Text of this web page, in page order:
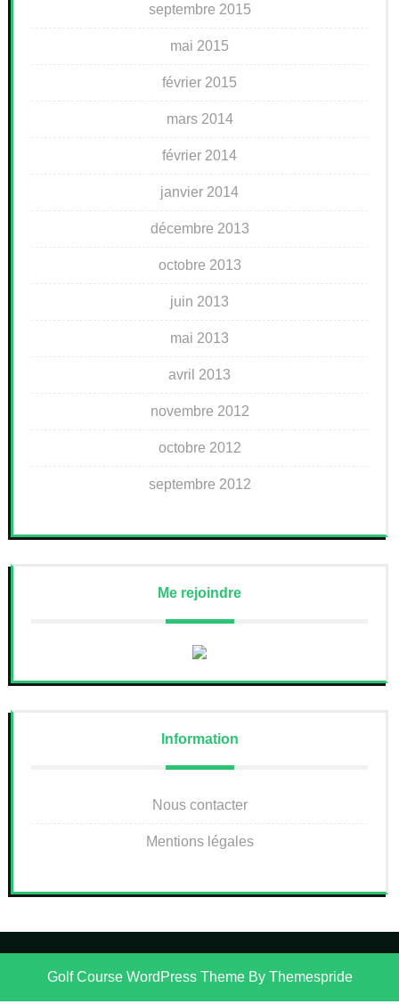
septembre 2015
mai 2015
février 2015
mars 2014
février 2014
janvier 2014
décembre 2013
octobre 2013
juin 2013
mai 2013
avril 2013
novembre 2012
octobre 2012
septembre 2012
Me rejoindre
Information
Nous contacter
Mentions légales
Golf Course WordPress ThemeBy Themespride